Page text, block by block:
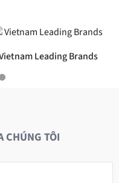
ISO 9001
CHÚNG TÔI